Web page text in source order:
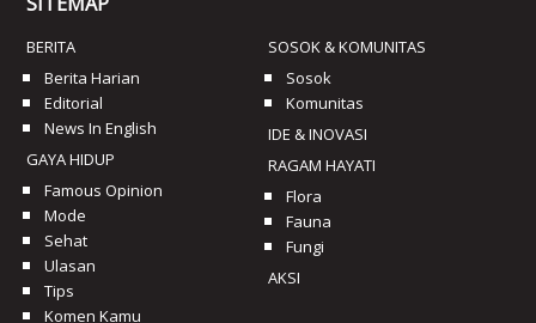
BERITA
Berita Harian
Editorial
News In English
GAYA HIDUP
Famous Opinion
Mode
Sehat
Ulasan
Tips
Komen Kamu
SOSOK & KOMUNITAS
Sosok
Komunitas
IDE & INOVASI
RAGAM HAYATI
Flora
Fauna
Fungi
AKSI